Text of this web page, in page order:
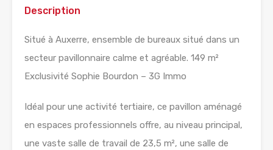
Description
Situé à Auxerre, ensemble de bureaux situé dans un
secteur pavillonnaire calme et agréable. 149 m²
Exclusivité Sophie Bourdon – 3G Immo
Idéal pour une activité tertiaire, ce pavillon aménagé
en espaces professionnels offre, au niveau principal,
une vaste salle de travail de 23,5 m², une salle de